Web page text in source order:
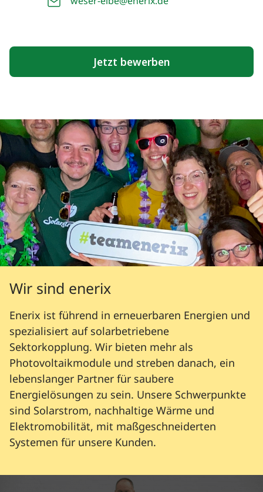
Wir sind enerix
Enerix ist führend in erneuerbaren Energien und
spezialisiert auf solarbetriebene
Sektorkopplung. Wir bieten mehr als
Photovoltaikmodule und streben danach, ein
lebenslanger Partner für saubere
Energielösungen zu sein. Unsere Schwerpunkte
sind Solarstrom, nachhaltige Wärme und
Elektromobilität, mit maßgeschneiderten
Systemen für unsere Kunden.